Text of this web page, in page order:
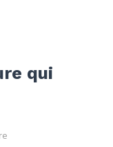
qui